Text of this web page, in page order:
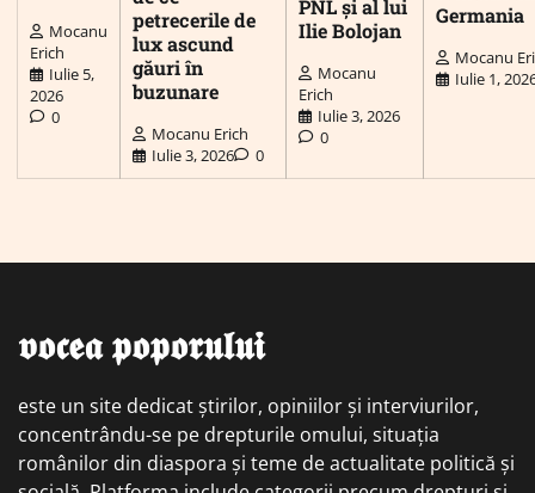
Mocanu
Erich
Iulie 5,
2026
0
petrecerile de
lux ascund
găuri în
buzunare
Mocanu Erich
Iulie 3, 2026
0
PNL și al lui
Ilie Bolojan
Mocanu
Erich
Iulie 3, 2026
0
Germania
Mocanu
Iulie 1,
𝖛𝖔𝖈𝖊𝖆 𝖕𝖔𝖕𝖔𝖗𝖚𝖑𝖚𝖎
este un site dedicat știrilor, opiniilor și interviurilor,
concentrându-se pe drepturile omului, situația
românilor din diaspora și teme de actualitate politică și